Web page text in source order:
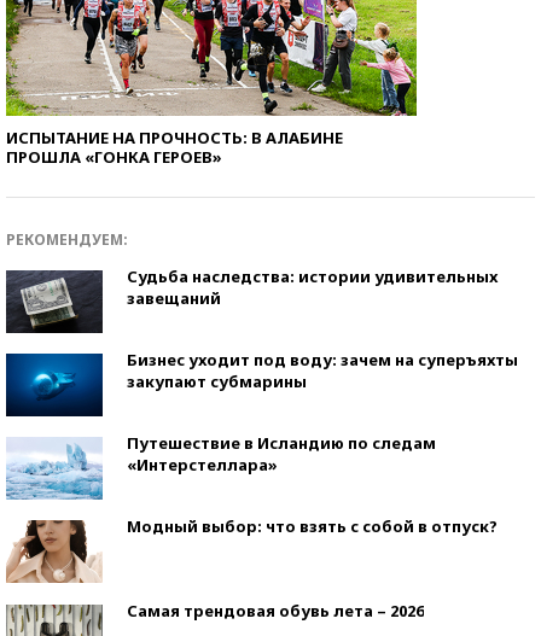
ИСПЫТАНИЕ НА ПРОЧНОСТЬ: В АЛАБИНЕ
ПРОШЛА «ГОНКА ГЕРОЕВ»
РЕКОМЕНДУЕМ:
Судьба наследства: истории удивительных
завещаний
Бизнес уходит под воду: зачем на суперъяхты
закупают субмарины
Путешествие в Исландию по следам
«Интерстеллара»
Модный выбор: что взять с собой в отпуск?
Самая трендовая обувь лета – 2026